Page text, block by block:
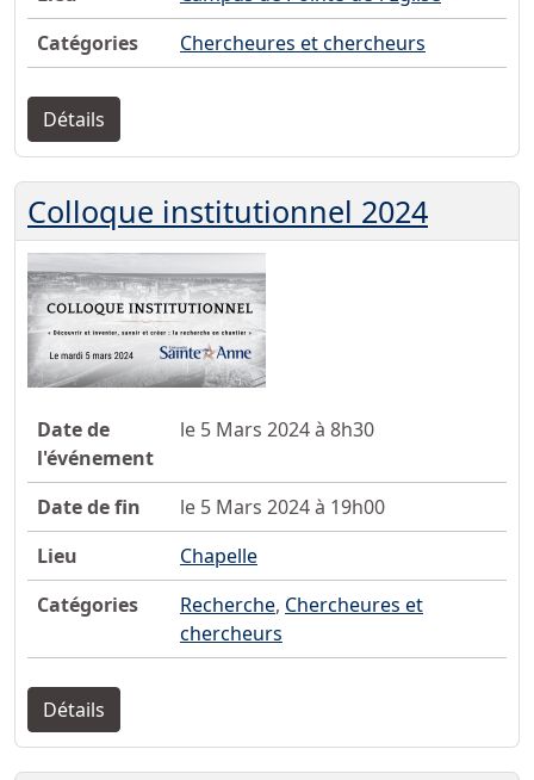
Catégories
Chercheures et chercheurs
Détails
Colloque institutionnel 2024
Date de
l'événement
le 5 Mars 2024 à 8h30
Date de fin
le 5 Mars 2024 à 19h00
Lieu
Chapelle
Catégories
Recherche, Chercheures et
chercheurs
Détails